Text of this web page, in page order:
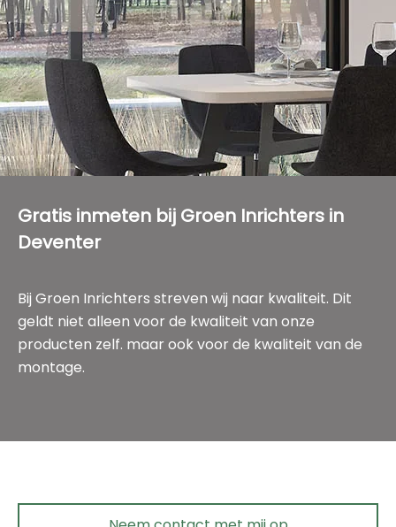
Gratis inmeten bij Groen Inrichters in
Deventer
Bij Groen Inrichters streven wij naar kwaliteit. Dit
geldt niet alleen voor de kwaliteit van onze
producten zelf. maar ook voor de kwaliteit van de
montage.